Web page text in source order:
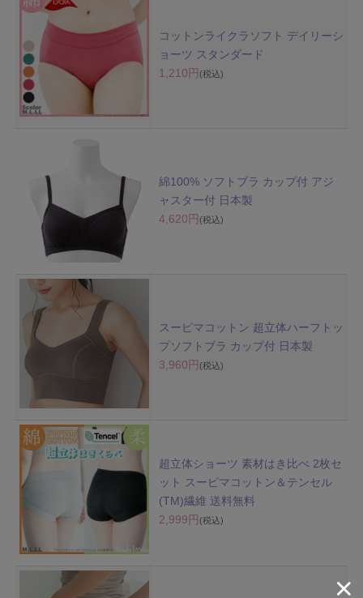
コットンライクラソフト デイリーシ
ョーツ スタンダード
1,210円 (税込)
綿100% ソフトブラ カップ付 アジ
ャスター付 日本製
4,620円 (税込)
スーピマコットン 超立体ハーフトッ
プソフトブラ カップ付 日本製
3,960円 (税込)
超立体ショーツ 素材はき比べ 2枚セ
ット スーピマコットン＆テンセル
(TM)繊維 送料無料
2,999円 (税込)